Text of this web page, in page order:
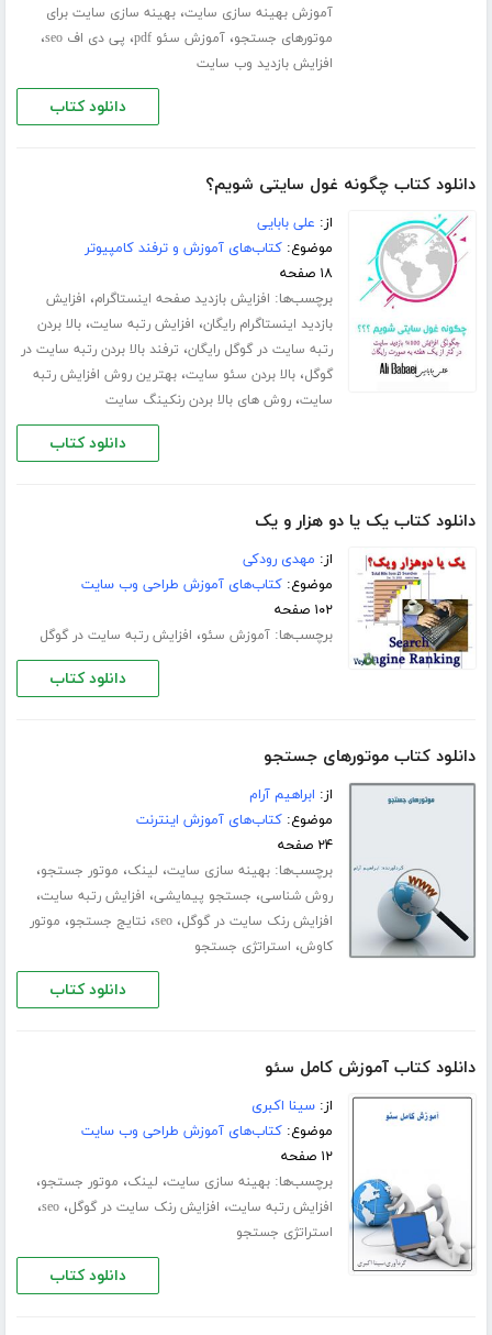
آموزش بهینه سازی سایت،بهینه سازی سایت برای
موتورهای جستجو،آموزش سئو pdf ، پی دی اف seo ،
افزایش بازدید وب سایت
دانلود کتاب
دانلود کتاب چگونه غول سایتی شویم؟
از: علی بابایی
موضوع:کتاب‌های آموزش و ترفند کامپیوتر
۱۸ صفحه
برچسب‌ها: افزایش بازدید صفحه اینستاگرام، افزایش
بازدید اینستاگرام رایگان، افزایش رتبه سایت،بالا بردن
رتبه سایت در گوگل رایگان، ترفند بالا بردن رتبه سایت در
گوگل،بالا بردن سئو سایت،بهترین روش افزایش رتبه
سایت،روش های بالا بردن رنکینگ سایت
دانلود کتاب
دانلود کتاب یک یا دو هزار و یک
از: مهدی رودکی
موضوع:کتاب‌های آموزش طراحی وب سایت
۱۰۲ صفحه
برچسب‌ها:آموزش سئو، افزایش رتبه سایت در گوگل
دانلود کتاب
دانلود کتاب موتورهای جستجو
از: ابراهیم آرام
موضوع:کتاب‌های آموزش اینترنت
۲۴ صفحه
برچسب‌ها:بهینه سازی سایت، لینک، موتور جستجو،
روش شناسی، جستجو پیمایشی، افزایش رتبه سایت،
افزایش رنک سایت در گوگل،seo،نتایج جستجو، موتور
کاوش، استراتژی جستجو
دانلود کتاب
دانلود کتاب آموزش کامل سئو
از:سینا اکبری
موضوع:کتاب‌های آموزش طراحی وب سایت
۱۲ صفحه
برچسب‌ها:بهینه سازی سایت، لینک، موتور جستجو،
افزایش رتبه سایت، افزایش رنک سایت در گوگل،seo،
استراتژی جستجو
دانلود کتاب